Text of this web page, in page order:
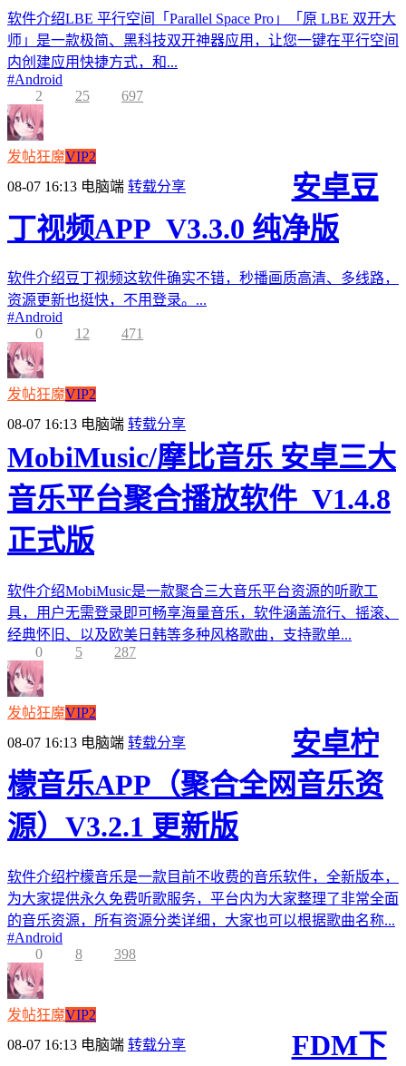
软件介绍LBE 平行空间「Parallel Space Pro」「原 LBE 双开大
师」是一款极简、黑科技双开神器应用，让您一键在平行空间
内创建应用快捷方式，和...
#Android
2
25 697
发帖狂魔VIP2
08-07 16:13 电脑端 转载分享
安卓豆
丁视频APP_V3.3.0 纯净版
软件介绍豆丁视频这软件确实不错，秒播画质高清、多线路，
资源更新也挺快，不用登录。...
#Android
0
12 471
发帖狂魔VIP2
08-07 16:13 电脑端 转载分享
MobiMusic/摩比音乐 安卓三大
音乐平台聚合播放软件_V1.4.8
正式版
软件介绍MobiMusic是一款聚合三大音乐平台资源的听歌工
具，用户无需登录即可畅享海量音乐，软件涵盖流行、摇滚、
经典怀旧、以及欧美日韩等多种风格歌曲，支持歌单...
0
5 287
发帖狂魔VIP2
08-07 16:13 电脑端 转载分享
安卓柠
檬音乐APP（聚合全网音乐资
源）V3.2.1 更新版
软件介绍柠檬音乐是一款目前不收费的音乐软件，全新版本，
为大家提供永久免费听歌服务，平台内为大家整理了非常全面
的音乐资源，所有资源分类详细，大家也可以根据歌曲名称...
#Android
0
8 398
发帖狂魔VIP2
08-07 16:13 电脑端 转载分享
FDM下